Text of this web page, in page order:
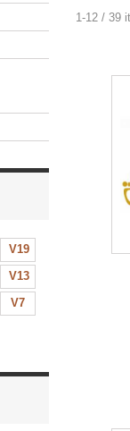
V19
V13
V7
1-12 / 39